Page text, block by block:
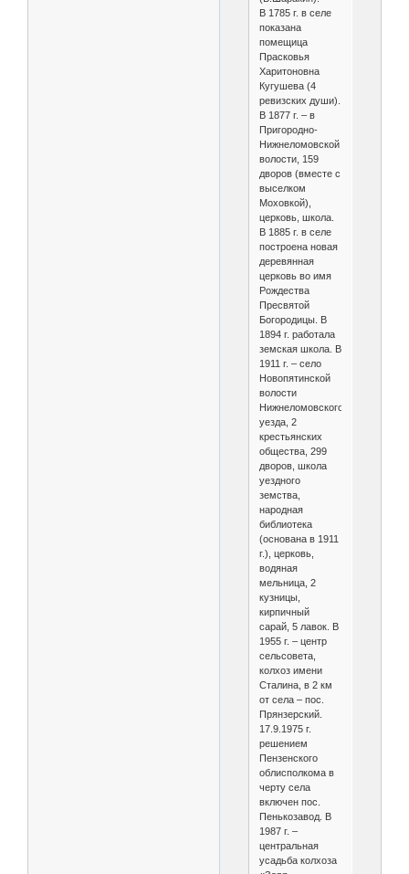
В 1785 г. в селе
показана
помещица
Прасковья
Харитоновна
Кугушева (4
ревизских души).
В 1877 г. – в
Пригородно-
Нижнеломовской
волости, 159
дворов (вместе с
выселком
Моховкой),
церковь, школа.
В 1885 г. в селе
построена новая
деревянная
церковь во имя
Рождества
Пресвятой
Богородицы. В
1894 г. работала
земская школа. В
1911 г. – село
Новопятинской
волости
Нижнеломовского
уезда, 2
крестьянских
общества, 299
дворов, школа
уездного
земства,
народная
библиотека
(основана в 1911
г.), церковь,
водяная
мельница, 2
кузницы,
кирпичный
сарай, 5 лавок. В
1955 г. – центр
сельсовета,
колхоз имени
Сталина, в 2 км
от села – пос.
Прянзерский.
17.9.1975 г.
решением
Пензенского
облисполкома в
черту села
включен пос.
Пенькозавод. В
1987 г. –
центральная
усадьба колхоза